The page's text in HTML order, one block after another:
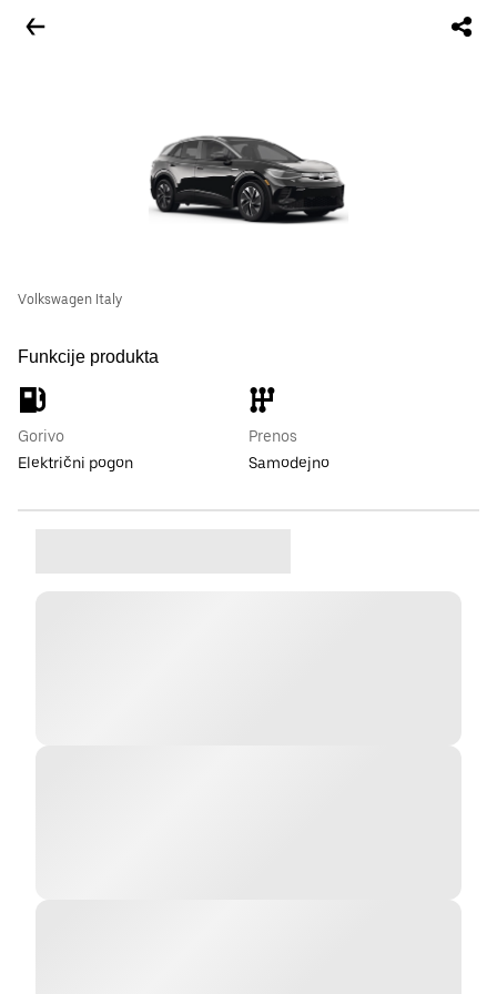
Volkswagen Italy
Funkcije produkta
Gorivo
Električni pogon
Prenos
Samodejno